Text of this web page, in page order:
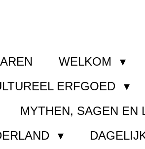
WELKOM
ERFGOED
MYTHEN, SAGEN EN